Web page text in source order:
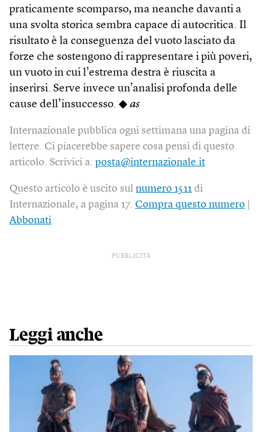
praticamente scomparso, ma neanche davanti a
una svolta storica sembra capace di autocritica. Il
risultato è la conseguenza del vuoto lasciato da
forze che sostengono di rappresentare i più poveri,
un vuoto in cui l’estrema destra è riuscita a
inserirsi. Serve invece un’analisi profonda delle
cause dell’insuccesso. ◆ as
Internazionale pubblica ogni settimana una pagina di
lettere. Ci piacerebbe sapere cosa pensi di questo
articolo. Scrivici a: posta@internazionale.it
Questo articolo è uscito sul numero 1511 di
Internazionale, a pagina 17. Compra questo numero
Abbonati
PUBBLICITÀ
Leggi anche